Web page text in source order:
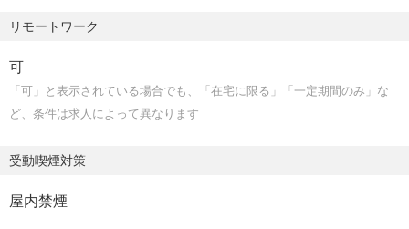
なれる、研修制度など充実しております。OJT研修などで
丁寧に指導しますので相続税業務未経験者でも安心です。
▼相続税顧問業務
相続税申告業務の初回面談から申告までの一連の取り纏め
メインはHPやフリーダイヤルからの問い合わせ、業務提携
先からの紹介案件をお任せします。
▼案件進捗管理（予算・実績）
・年間休日数：125日
・年間有給休暇：10日～20日（下限日数は、入社半年経過
後の付与日数となります）
・育児休暇取得実績あり 育休後復帰率100%
与）、冬期休暇（7日間、大晦日と三が日を含む）、試験前
有給休暇、慶弔休暇、特別休暇
リモートワーク
可
「可」と表示されている場合でも、「在宅に限る」「一定期間のみ」な
ど、条件は求人によって異なります
受動喫煙対策
屋内禁煙